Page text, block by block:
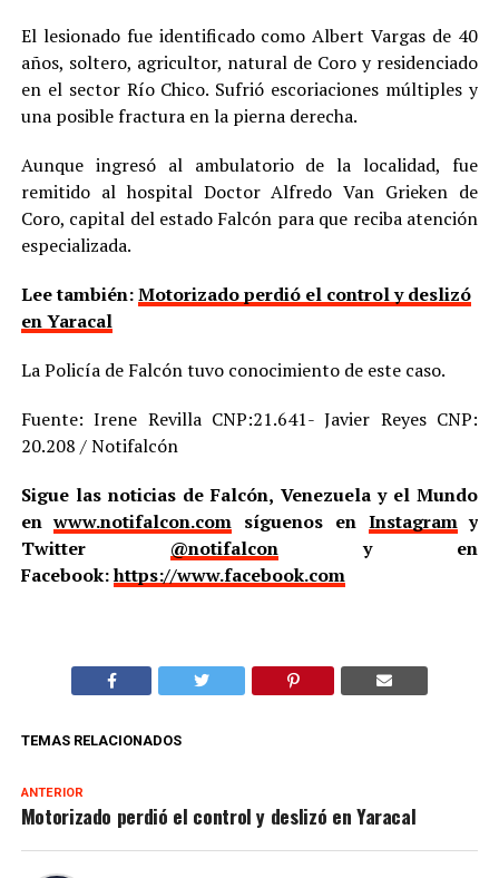
El lesionado fue identificado como Albert Vargas de 40
años, soltero, agricultor, natural de Coro y residenciado
en el sector Río Chico. Sufrió escoriaciones múltiples y
una posible fractura en la pierna derecha.
Aunque ingresó al ambulatorio de la localidad, fue
remitido al hospital Doctor Alfredo Van Grieken de
Coro, capital del estado Falcón para que reciba atención
especializada.
Lee también:Motorizado perdió el control y deslizó
en Yaracal
La Policía de Falcón tuvo conocimiento de este caso.
Fuente: Irene Revilla CNP:21.641- Javier Reyes CNP:
20.208 / Notifalcón
Sigue las noticias de Falcón, Venezuela y el Mundo
enwww.notifalcon.com síguenos en Instagramy
Twitter @notifalcony en
Facebook:https://www.facebook.com
TEMAS RELACIONADOS
ANTERIOR
Motorizado perdió el control y deslizó en Yaracal